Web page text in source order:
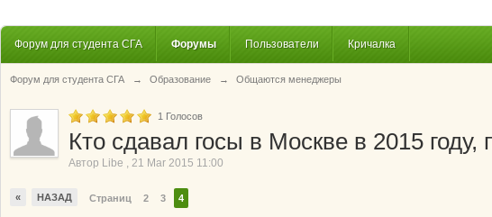
Форум для студента СГА Форумы Пользователи Кричалка
Форум для студента СГА → Образование → Общаются менеджеры
1 Голосов
Кто сдавал госы в Москве в 2015
Автор Libe , 21 Mar 2015 11:00
« НАЗАД Страниц 2 3 4